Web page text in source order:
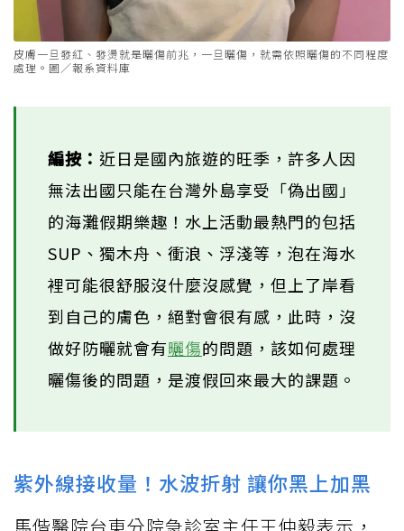
皮膚一旦發紅、發燙就是曬傷前兆，一旦曬傷，就需依照曬傷的不同程度
處理。圖／報系資料庫
編按： 近日是國內旅遊的旺季，許多人因
無法出國只能在台灣外島享受「偽出國」
的海灘假期樂趣！水上活動最熱門的包括
SUP、獨木舟、衝浪、浮淺等，泡在海水
裡可能很舒服沒什麼沒感覺，但上了岸看
到自己的膚色，絕對會很有感，此時，沒
做好防曬就會有曬傷的問題，該如何處理
曬傷後的問題，是渡假回來最大的課題。
紫外線接收量！水波折射 讓你黑上加黑